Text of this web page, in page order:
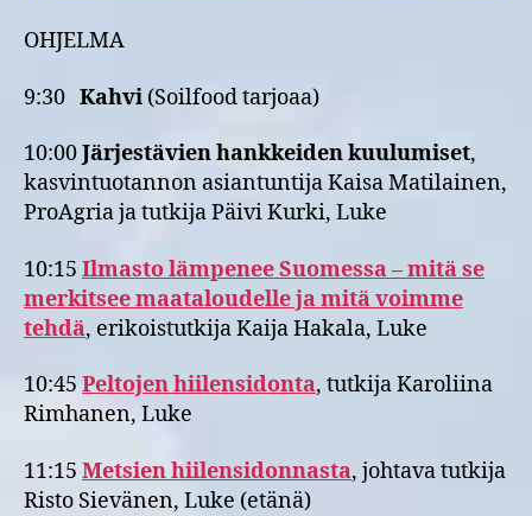
OHJELMA
9:30 Kahvi (Soilfood tarjoaa)
10:00Järjestävien hankkeiden kuulumiset,
kasvintuotannon asiantuntija Kaisa Matilainen,
ProAgria ja tutkija Päivi Kurki, Luke
10:15 Ilmasto lämpenee Suomessa – mitä se
merkitsee maataloudelle ja mitä voimme
tehdä, erikoistutkija Kaija Hakala, Luke
10:45 Peltojen hiilensidonta, tutkija Karoliina
Rimhanen, Luke
11:15 Metsien hiilensidonnasta, johtava tutkija
Risto Sievänen, Luke (etänä)